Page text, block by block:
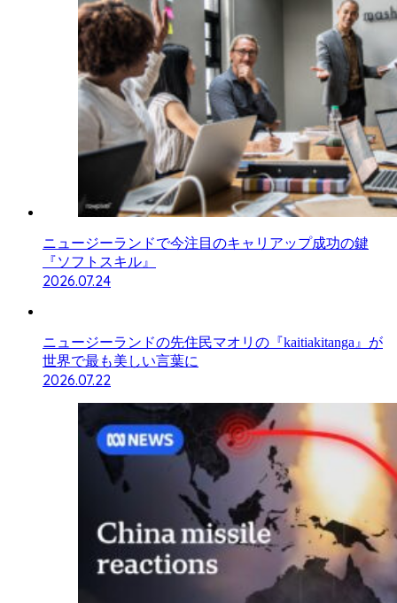
ニュージーランドで今注目のキャリアップ成功の鍵
『ソフトスキル』
2026.07.24
ニュージーランドの先住民マオリの『kaitiakitanga』が
世界で最も美しい言葉に
2026.07.22